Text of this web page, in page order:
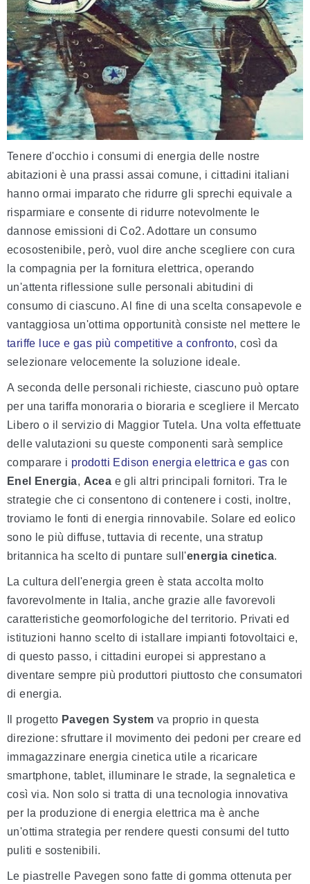
Tenere d'occhio i consumi di energia delle nostre
abitazioni è una prassi assai comune, i cittadini italiani
hanno ormai imparato che ridurre gli sprechi equivale a
risparmiare e consente di ridurre notevolmente le
dannose emissioni di Co2. Adottare un consumo
ecosostenibile, però, vuol dire anche scegliere con cura
la compagnia per la fornitura elettrica, operando
un'attenta riflessione sulle personali abitudini di
consumo di ciascuno. Al fine di una scelta consapevole e
vantaggiosa un'ottima opportunità consiste nel mettere le
tariffe luce e gas più competitive a confronto, così da
selezionare velocemente la soluzione ideale.
A seconda delle personali richieste, ciascuno può optare
per una tariffa monoraria o bioraria e scegliere il Mercato
Libero o il servizio di Maggior Tutela. Una volta effettuate
delle valutazioni su queste componenti sarà semplice
comparare i prodotti Edison energia elettrica e gas con
Enel Energia, Acea e gli altri principali fornitori. Tra le
strategie che ci consentono di contenere i costi, inoltre,
troviamo le fonti di energia rinnovabile. Solare ed eolico
sono le più diffuse, tuttavia di recente, una stratup
britannica ha scelto di puntare sull'energia cinetica.
La cultura dell'energia green è stata accolta molto
favorevolmente in Italia, anche grazie alle favorevoli
caratteristiche geomorfologiche del territorio. Privati ed
istituzioni hanno scelto di istallare impianti fotovoltaici e,
di questo passo, i cittadini europei si apprestano a
diventare sempre più produttori piuttosto che consumatori
di energia.
Il progetto Pavegen System va proprio in questa
direzione: sfruttare il movimento dei pedoni per creare ed
immagazzinare energia cinetica utile a ricaricare
smartphone, tablet, illuminare le strade, la segnaletica e
così via. Non solo si tratta di una tecnologia innovativa
per la produzione di energia elettrica ma è anche
un'ottima strategia per rendere questi consumi del tutto
puliti e sostenibili.
Le piastrelle Pavegen sono fatte di gomma ottenuta per